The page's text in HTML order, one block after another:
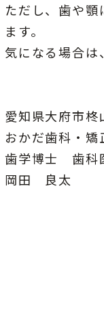
ただし、歯や
ます。
気になる場合は
愛知県大府市柊
おかだ歯科・矯
歯学博士 歯科
岡田 良太